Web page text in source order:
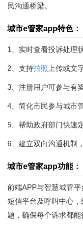
民沟通桥梁。
城市e管家app特色：
1、实时查看投诉处理
2、支持拍照 上传或文
3、注册用户可参与有
4、简化市民参与城市
5、帮助政府部门快速
6、建立双向沟通机制
城市e管家app功能：
前端APP与智慧城管平
短信平台及呼叫中心
题，确保每个诉求都能